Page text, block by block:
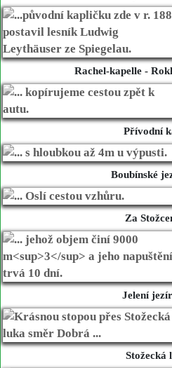
Rachel-kapelle -
Přívodní
Boubínské
Za
Jelení
Stožecká